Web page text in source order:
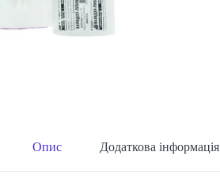
Опис Додаткова інформація